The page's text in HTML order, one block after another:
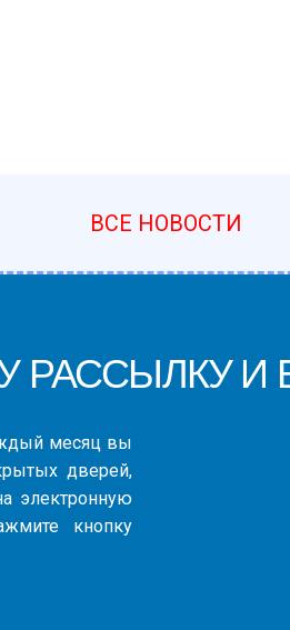
ВСЕ НОВОСТИ
И
месяц вы
дверей,
электронную
кнопку